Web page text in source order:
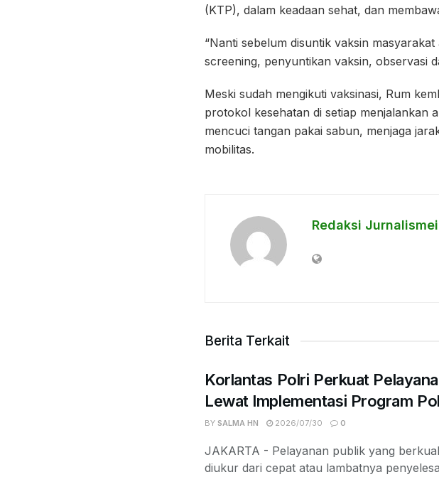
(KTP), dalam keadaan sehat, dan
“Nanti sebelum disuntik vaksin
screening, penyuntikan vaksin, observasi
Meski sudah mengikuti vaksinasi, Rum
protokol kesehatan di setiap menjalankan
mencuci tangan pakai sabun, menjaga
mobilitas.
Redaksi
Berita Terkait
Korlantas Polri Perkuat
Lewat Implementasi Program
BY SALMA HN 2026/07/30 0
JAKARTA - Pelayanan publik yang
diukur dari cepat atau lambatnya